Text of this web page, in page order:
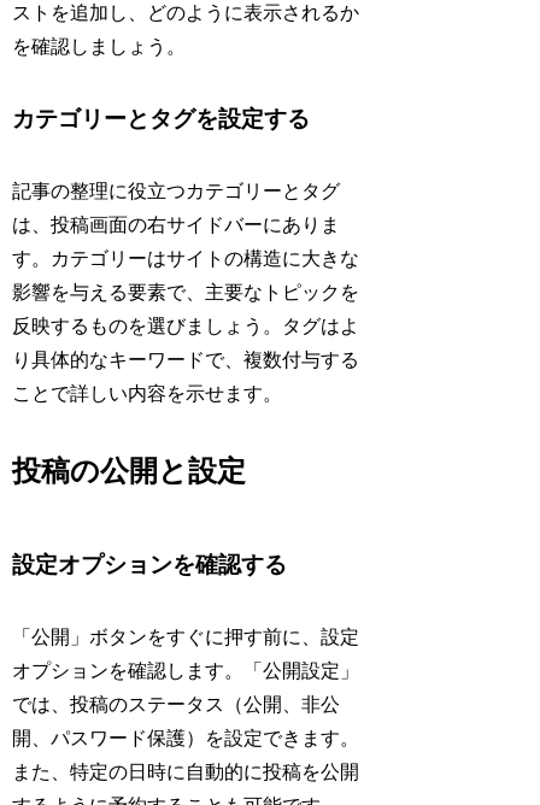
ストを追加し、どのように表示されるか
を確認しましょう。
カテゴリーとタグを設定する
記事の整理に役立つカテゴリーとタグ
は、投稿画面の右サイドバーにありま
す。カテゴリーはサイトの構造に大きな
影響を与える要素で、主要なトピックを
反映するものを選びましょう。タグはよ
り具体的なキーワードで、複数付与する
ことで詳しい内容を示せます。
投稿の公開と設定
設定オプションを確認する
「公開」ボタンをすぐに押す前に、設定
オプションを確認します。「公開設定」
では、投稿のステータス（公開、非公
開、パスワード保護）を設定できます。
また、特定の日時に自動的に投稿を公開